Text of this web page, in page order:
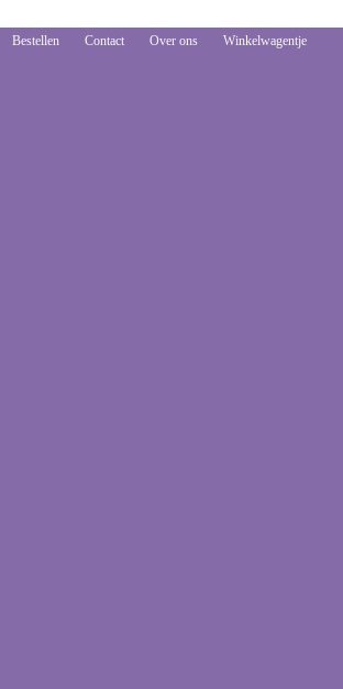
Bestellen Contact Over ons Winkelwagentje